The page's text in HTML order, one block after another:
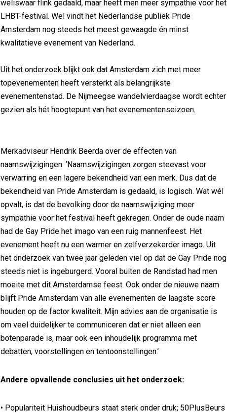
weliswaar flink gedaald, maar heeft men meer sympathie voor het
LHBT-festival. Wel vindt het Nederlandse publiek Pride
Amsterdam nog steeds het meest gewaagde én minst
kwalitatieve evenement van Nederland.
Uit het onderzoek blijkt ook dat Amsterdam zich met meer
topevenementen heeft versterkt als belangrijkste
evenementenstad. De Nijmeegse wandelvierdaagse wordt echter
gezien als hét hoogtepunt van het evenementenseizoen.
Merkadviseur Hendrik Beerda over de effecten van
naamswijzigingen: ‘Naamswijzigingen zorgen steevast voor
verwarring en een lagere bekendheid van een merk. Dus dat de
bekendheid van Pride Amsterdam is gedaald, is logisch. Wat wél
opvalt, is dat de bevolking door de naamswijziging meer
sympathie voor het festival heeft gekregen. Onder de oude naam
had de Gay Pride het imago van een ruig mannenfeest. Het
evenement heeft nu een warmer en zelfverzekerder imago. Uit
het onderzoek van twee jaar geleden viel op dat de Gay Pride nog
steeds niet is ingeburgerd. Vooral buiten de Randstad had men
moeite met dit Amsterdamse feest. Ook onder de nieuwe naam
blijft Pride Amsterdam van alle evenementen de laagste score
houden op de factor kwaliteit. Mijn advies aan de organisatie is
om veel duidelijker te communiceren dat er niet alleen een
botenparade is, maar ook een inhoudelijk programma met
debatten, voorstellingen en tentoonstellingen.’
Andere opvallende conclusies uit het onderzoek:
• Populariteit Huishoudbeurs staat sterk onder druk; 50PlusBeurs